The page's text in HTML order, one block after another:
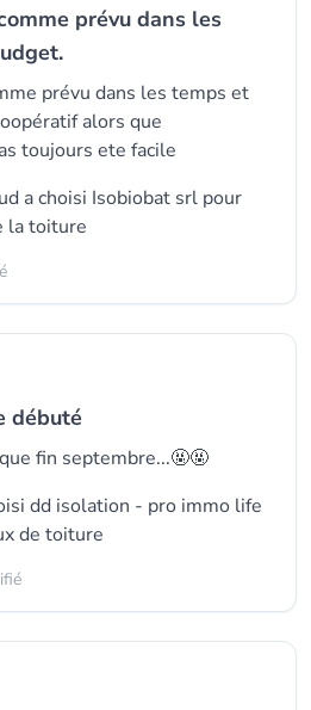
prévu dans les
prévu dans les temps et
alors que
toujours ete facile
a choisi Isobiobat srl pour
la toiture
débuté
fin septembre...🤬🤬
dd isolation - pro immo life
de toiture